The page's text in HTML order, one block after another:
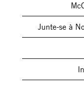
Junte-se à